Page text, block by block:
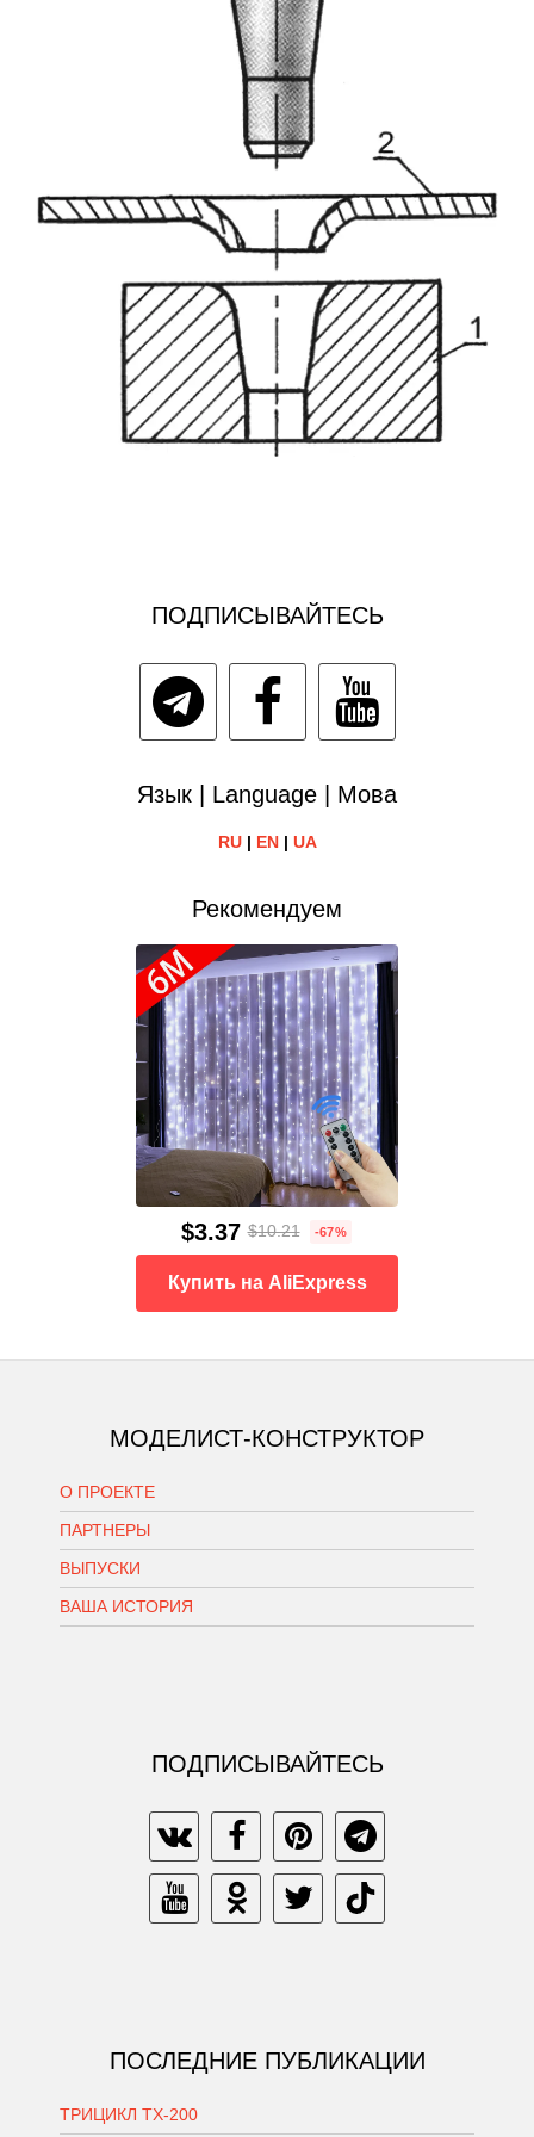
ПОДПИСЫВАЙТЕСЬ
Язык | Language | Мова
RU| EN| UA
Рекомендуем
$3.37 $10.21 -67%
Купить на AliExpress
МОДЕЛИСТ-КОНСТРУКТОР
О ПРОЕКТЕ
ПАРТНЕРЫ
ВЫПУСКИ
ВАША ИСТОРИЯ
ПОДПИСЫВАЙТЕСЬ
ПОСЛЕДНИЕ ПУБЛИКАЦИИ
ТРИЦИКЛ ТХ-200